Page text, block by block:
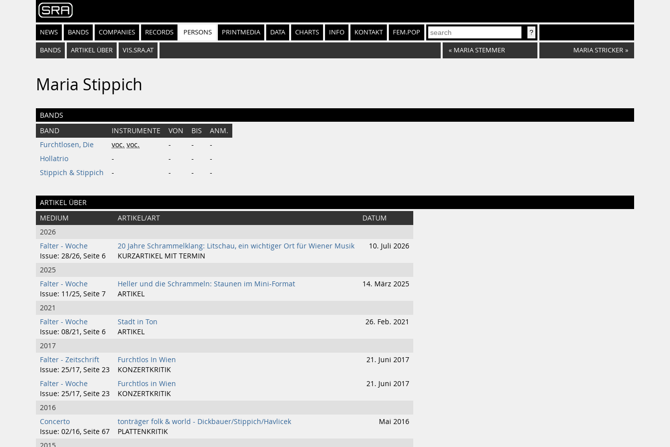
NEWS BANDS COMPANIES RECORDS PERSONS PRINTMEDIA DATA CHARTS INFO KONTAKT FEM.POP
BANDS ARTIKEL ÜBER VIS.SRA.AT « MARIA STEMMER MARIA STRICKER »
Maria Stippich
BANDS
BAND INSTRUMENTE VON BIS
ANM.
Furchtlosen, Die
voc. voc. - -
-
Hollatrio
- - -
-
Stippich & Stippich
- - - -
ARTIKEL ÜBER
MEDIUM ARTIKEL/ART
DATUM
2026
Falter - Woche
Issue: 28/26, Seite 6
20 Jahre Schrammelklang: Litschau, ein wichtiger Ort für Wiener Musik
KURZARTIKEL MIT TERMIN
10. Juli 2026
2025
Falter - Woche
Issue: 11/25, Seite 7
Heller und die Schrammeln: Staunen im Mini-Format
ARTIKEL
14. März 2025
2021
Falter - Woche
Issue: 08/21, Seite 6
Stadt in Ton
ARTIKEL
26. Feb. 2021
2017
Falter - Zeitschrift
Issue: 25/17, Seite 23
Furchtlos In Wien
KONZERTKRITIK
21. Juni 2017
Falter - Woche
Issue: 25/17, Seite 23
Furchtlos in Wien
KONZERTKRITIK
21. Juni 2017
2016
Concerto
Issue: 02/16, Seite 67
tonträger folk & world - Dickbauer/Stippich/Havlicek
PLATTENKRITIK
Mai 2016